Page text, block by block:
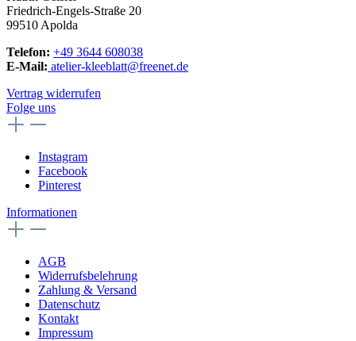
Friedrich-Engels-Straße 20
99510 Apolda
Telefon: +49 3644 608038
E-Mail: atelier-kleeblatt@freenet.de
Vertrag widerrufen
Folge uns
Instagram
Facebook
Pinterest
Informationen
AGB
Widerrufsbelehrung
Zahlung & Versand
Datenschutz
Kontakt
Impressum